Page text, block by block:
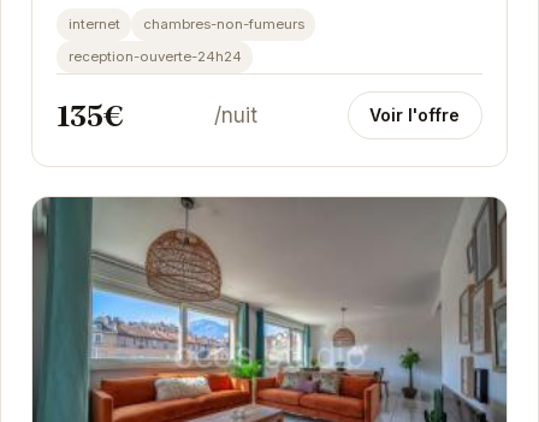
idéalement situé, l'établissement permet...
internet
chambres-non-fumeurs
reception-ouverte-24h24
135€ /nuit Voir l'offre